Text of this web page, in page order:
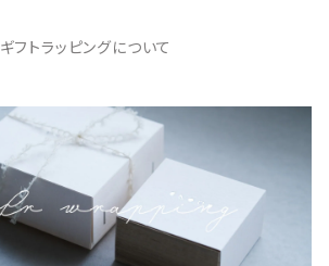
ギフトラッピングについて